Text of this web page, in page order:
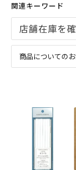
関連キーワード
商品についての